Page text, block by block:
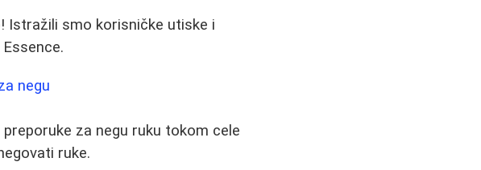
Istražili smo korisničke utiske i
negu
za negu ruku tokom cele
ruke.